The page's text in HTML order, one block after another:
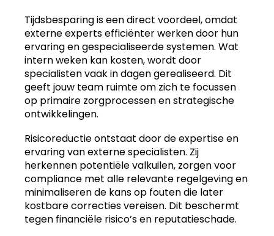
Tijdsbesparing is een direct voordeel, omdat
externe experts efficiënter werken door hun
ervaring en gespecialiseerde systemen. Wat
intern weken kan kosten, wordt door
specialisten vaak in dagen gerealiseerd. Dit
geeft jouw team ruimte om zich te focussen
op primaire zorgprocessen en strategische
ontwikkelingen.
Risicoreductie ontstaat door de expertise en
ervaring van externe specialisten. Zij
herkennen potentiële valkuilen, zorgen voor
compliance met alle relevante regelgeving en
minimaliseren de kans op fouten die later
kostbare correcties vereisen. Dit beschermt
tegen financiële risico’s en reputatieschade.